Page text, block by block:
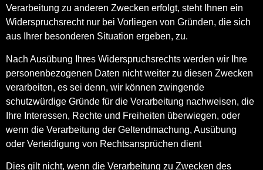
Verarbeitung zu anderen Zwecken erfolgt, steht Ihnen ein
Widerspruchsrecht nur bei Vorliegen von Gründen, die sich
aus Ihrer besonderen Situation ergeben, zu.
Nach Ausübung Ihres Widerspruchsrechts werden wir Ihre
personenbezogenen Daten nicht weiter zu diesen Zwecken
verarbeiten, es sei denn, wir können zwingende
schutzwürdige Gründe für die Verarbeitung nachweisen, die
Ihre Interessen, Rechte und Freiheiten überwiegen, oder
wenn die Verarbeitung der Geltendmachung, Ausübung
oder Verteidigung von Rechtsansprüchen dient
Dies gilt nicht, wenn die Verarbeitung zu Zwecken des